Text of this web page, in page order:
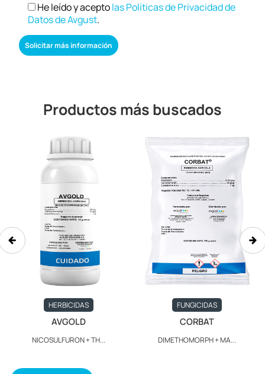
He leído y aceptolas Políticas de Privacidad de
Datos de Avgust.
Productos más buscados
HERBICIDAS
AVGOLD
NICOSULFURON + TH...
FUNGICIDAS
CORBAT
DIMETHOMORPH + MA...